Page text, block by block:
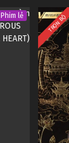
Phim lẻ TRỌN BỘ